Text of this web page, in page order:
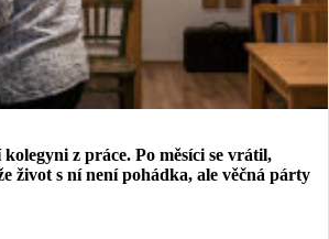
z práce. Po měsíci se vrátil,
život s ní není pohádka, ale věčná párty